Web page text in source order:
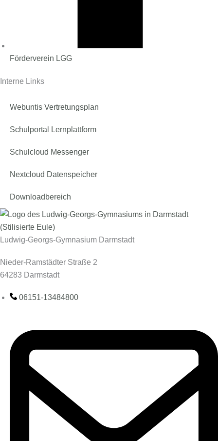
Ludwig-Georgs-Gymnasium Darmstadt
Nieder-Ramstädter Straße 2
64283 Darmstadt
06151-13484800
Interne Links
Webuntis Vertretungsplan
Schulportal Lernplattform
Schulcloud Messenger
Nextcloud Datenspeicher
Downloadbereich
Förderverein LGG